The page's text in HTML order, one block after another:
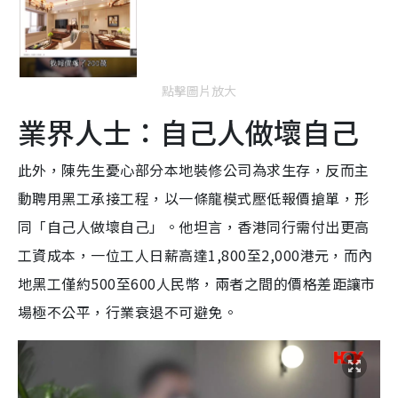
點擊圖片放大
業界人士：自己人做壞自己
此外，陳先生憂心部分本地裝修公司為求生存，反而主
動聘用黑工承接工程，以一條龍模式壓低報價搶單，形
同「自己人做壞自己」。他坦言，香港同行需付出更高
工資成本，一位工人日薪高達1,800至2,000港元，而內
地黑工僅約500至600人民幣，兩者之間的價格差距讓市
場極不公平，行業衰退不可避免。